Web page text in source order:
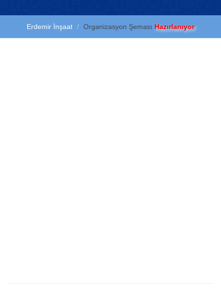
Erdemir İnşaat Organizasyon Şeması Hazırlanıyor